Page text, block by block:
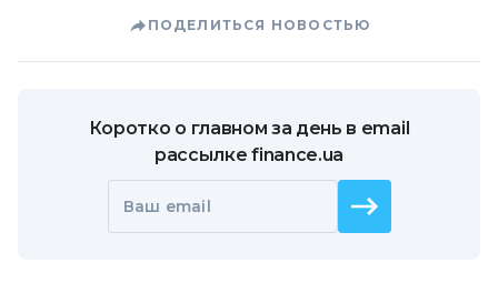
ПОДЕЛИТЬСЯ НОВОСТЬЮ
Коротко о главном за день в email
рассылке finance.ua
Ваш email